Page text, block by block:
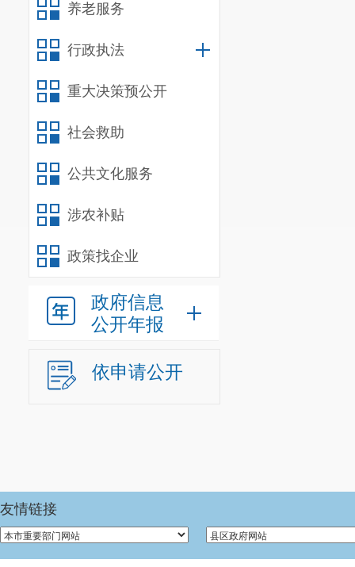
养老服务
行政执法
重大决策预公开
社会救助
公共文化服务
涉农补贴
政策找企业
政府信息
公开年报
依申请公开
友情链接